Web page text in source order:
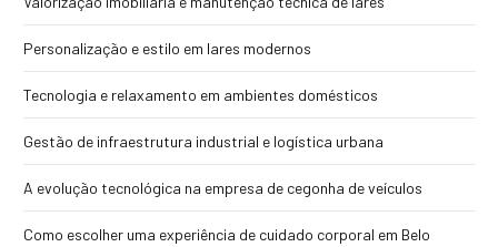
Personalização e estilo em lares modernos
Tecnologia e relaxamento em ambientes domésticos
Gestão de infraestrutura industrial e logística urbana
A evolução tecnológica na empresa de cegonha de veículos
Como escolher uma experiência de cuidado corporal em Belo